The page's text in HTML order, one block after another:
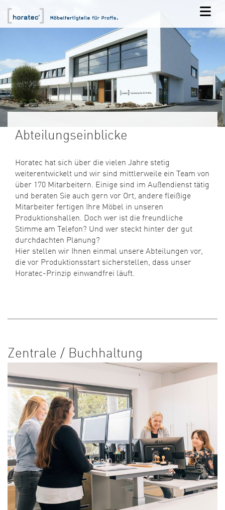
Abteilungseinblicke
Horatec hat sich über die vielen Jahre stetig
weiterentwickelt und wir sind mittlerweile ein Team von
über 170 Mitarbeitern. Einige sind im Außendienst tätig
und beraten Sie auch gern vor Ort, andere fleißige
Mitarbeiter fertigen Ihre Möbel in unseren
Produktionshallen. Doch wer ist die freundliche
Stimme am Telefon? Und wer steckt hinter der gut
durchdachten Planung?
Hier stellen wir Ihnen einmal unsere Abteilungen vor,
die vor Produktionsstart sicherstellen, dass unser
Horatec-Prinzip einwandfrei läuft.
Zentrale / Buchhaltung